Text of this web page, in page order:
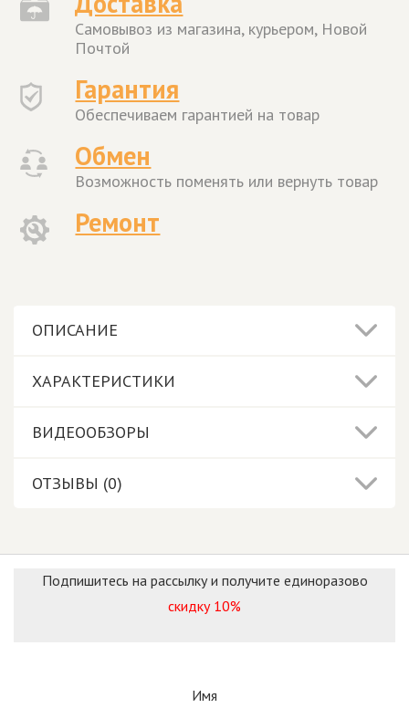
Самовывоз из магазина, курьером, Новой
Почтой
Гарантия
Обеспечиваем гарантией на товар
Обмен
Возможность поменять или вернуть товар
Ремонт
ОПИСАНИЕ
ХАРАКТЕРИСТИКИ
ВИДЕООБЗОРЫ
ОТЗЫВЫ (0)
Подпишитесь на рассылку и получите единоразово
скидку 10%
Имя